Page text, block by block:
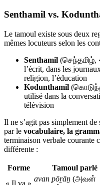
Senthamil vs.
Le tamoul existe sous deux
mêmes locuteurs selon les
Senthamil (செந்தமிழ்,
l’écrit, dans les
religion, l’éducation
Kodunthamil
utilisé dans la
télévision
Il ne s’agit pas simplement
par le vocabulaire, la
terminaison verbale courante
différente :
Forme Tamoul parlé
avan pōṟāṉ (அவன்